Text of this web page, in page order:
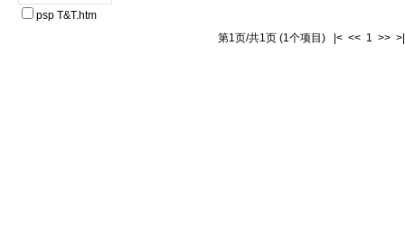
psp T&T.htm
第1页/共1页 (1个项目) |< << 1 >> >|